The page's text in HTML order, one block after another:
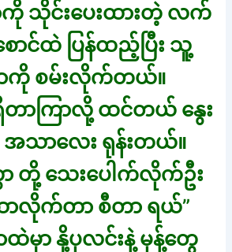
သိုင်းပေးထားတဲ့ လက်
င်ထဲ ပြန်ထည့်ပြီး သူ့
ာကို စမ်းလိုက်တယ်။
တာကြာလို့ ထင်တယ် နွေး
အသာလေး ရုန်းတယ်။
တို့ သေးပေါက်လိုက်ဦး
ာလိုက်တာ စီတာ ရယ်”
ထဲမှာ နို့ပုလင်းနဲ့ မုန့်တွေ